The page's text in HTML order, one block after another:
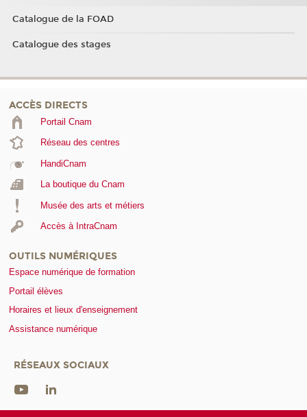
Catalogue de la FOAD
Catalogue des stages
ACCÈS DIRECTS
Portail Cnam
Réseau des centres
HandiCnam
La boutique du Cnam
Musée des arts et métiers
Accès à IntraCnam
OUTILS NUMÉRIQUES
Espace numérique de formation
Portail élèves
Horaires et lieux d'enseignement
Assistance numérique
RÉSEAUX SOCIAUX